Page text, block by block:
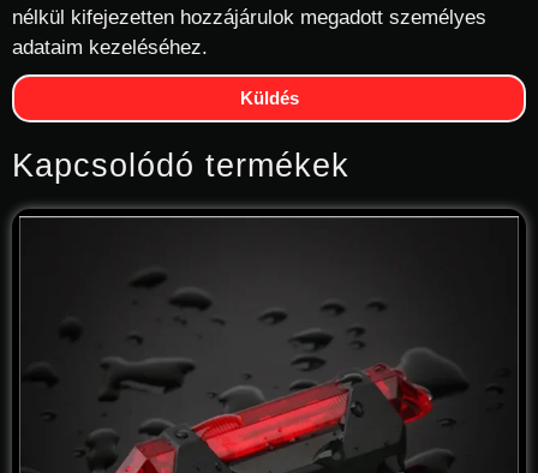
nélkül kifejezetten hozzájárulok megadott személyes
adataim kezeléséhez.
Küldés
Kapcsolódó termékek